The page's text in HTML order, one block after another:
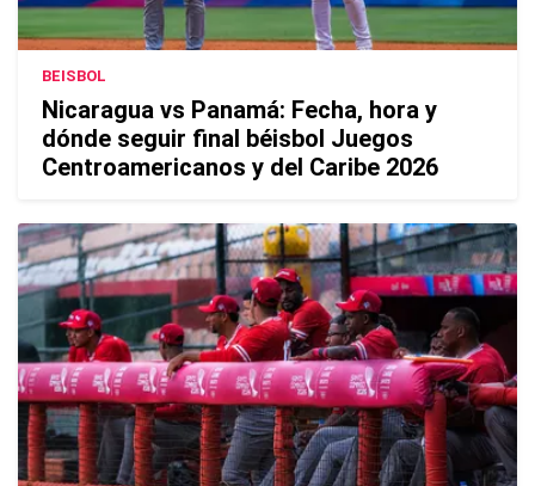
BEISBOL
Nicaragua vs Panamá: Fecha, hora y
dónde seguir final béisbol Juegos
Centroamericanos y del Caribe 2026